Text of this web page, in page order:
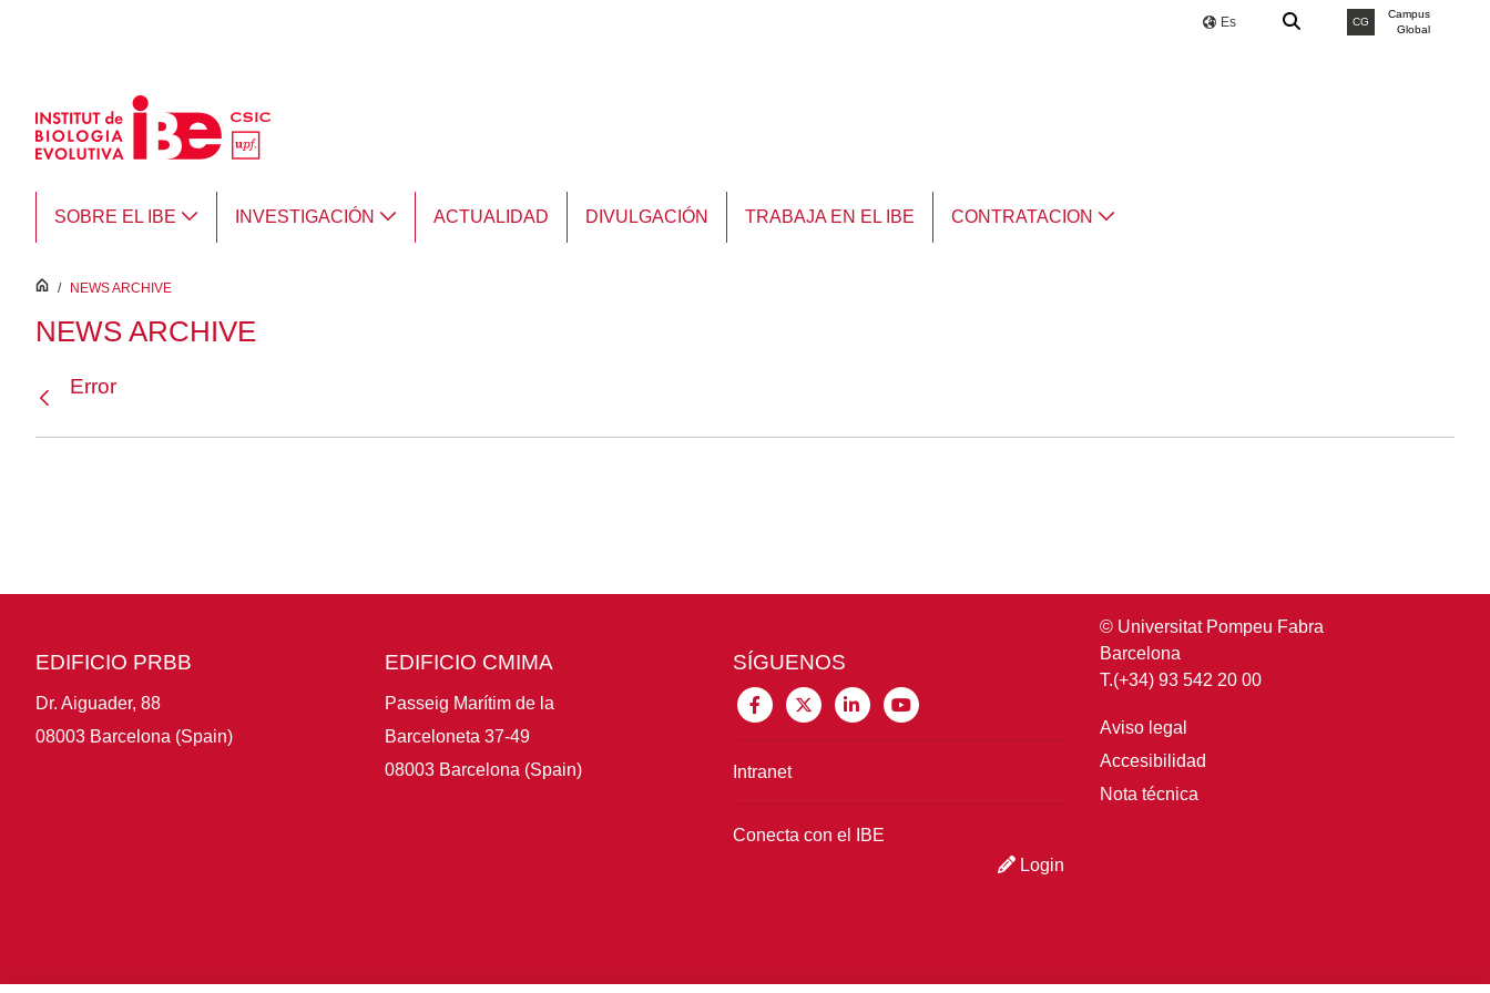
Es CG
Campus
Global
SOBRE EL IBE INVESTIGACIÓN ACTUALIDAD DIVULGACIÓN TRABAJA EN EL IBE CONTRATACION
inici
/ NEWS ARCHIVE
NEWS ARCHIVE
Error
EDIFICIO PRBB
Dr. Aiguader, 88
08003 Barcelona (Spain)
EDIFICIO CMIMA
Passeig Marítim de la
Barceloneta 37-49
08003 Barcelona (Spain)
SÍGUENOS
Intranet
Conecta con el IBE
Login
© Universitat Pompeu Fabra
Barcelona
T.(+34) 93 542 20 00
Aviso legal
Accesibilidad
Nota técnica